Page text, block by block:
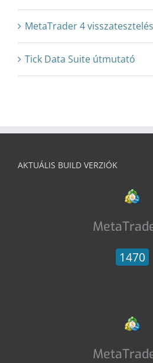
MetaTrader 4
Tick Data Suite útmutató
AKTUÁLIS BUILD VERZIÓK
1470